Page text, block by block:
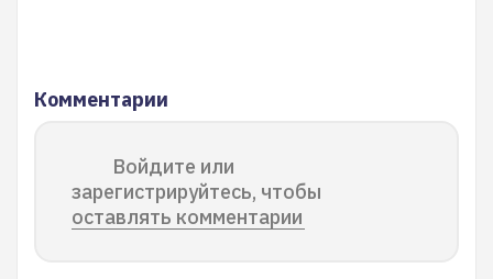
Комментарии
Войдите или
зарегистрируйтесь, чтобы
оставлять комментарии